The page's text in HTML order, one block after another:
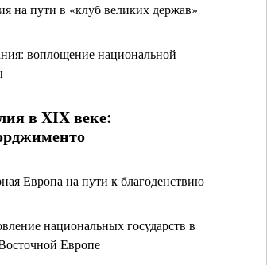
на пути в «клуб великих держав»
воплощение национальной
в XIX веке:
Европа на пути к благоденствию
национальных государств в
Европе